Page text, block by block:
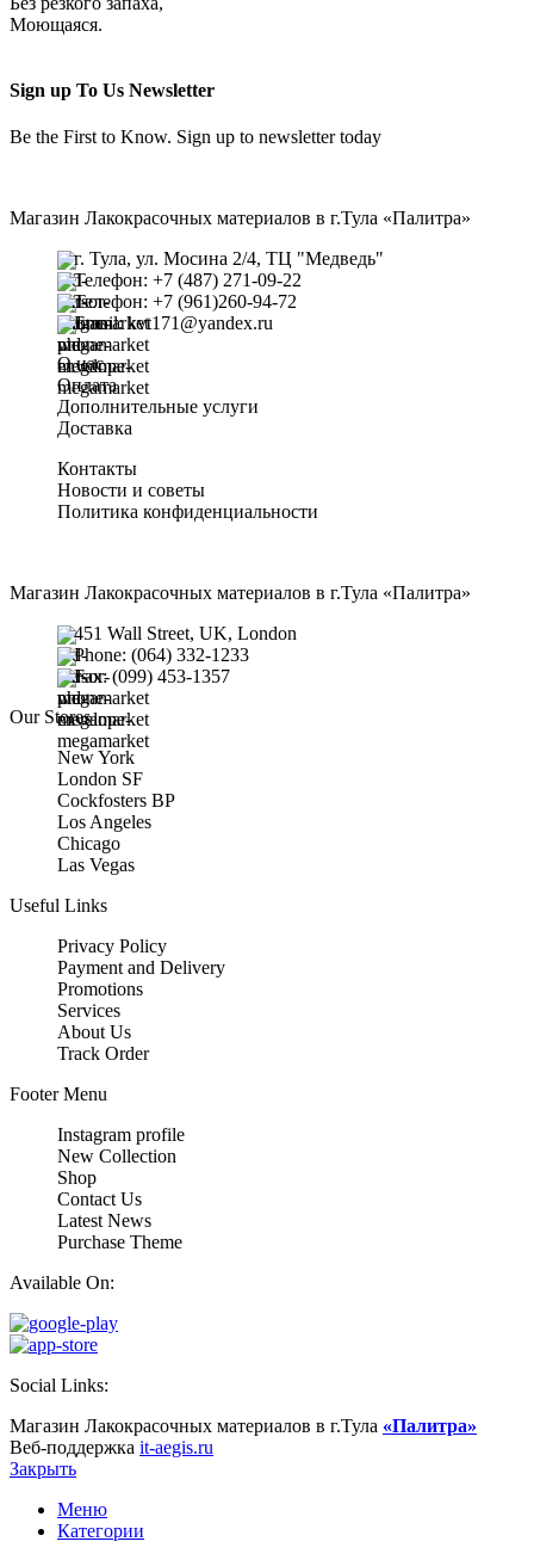
Моющаяся.
Sign up To Us Newsletter
Be the First to Know. Sign up to newsletter today
Магазин Лакокрасочных материалов в г.Тула «Палитра»
г. Тула, ул. Мосина 2/4, ТЦ "Медведь"
Телефон: +7 (487) 271-09-22
Телефон: +7 (961)260-94-72
Email: kvt171@yandex.ru
О нас
Оплата
Дополнительные услуги
Доставка
Контакты
Новости и советы
Политика конфиденциальности
Магазин Лакокрасочных материалов в г.Тула «Палитра»
451 Wall Street, UK, London
Phone: (064) 332-1233
Fax: (099) 453-1357
Our Stores
New York
London SF
Cockfosters BP
Los Angeles
Chicago
Las Vegas
Useful Links
Privacy Policy
Payment and Delivery
Promotions
Services
About Us
Track Order
Footer Menu
Instagram profile
New Collection
Shop
Contact Us
Latest News
Purchase Theme
Available On:
Social Links:
Магазин Лакокрасочных материалов в г.Тула «Палитра»
Веб-поддержка it-aegis.ru
Закрыть
Меню
Категории